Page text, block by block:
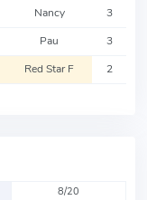
Nancy 3
Pau 3
Red Star F 2
8/20